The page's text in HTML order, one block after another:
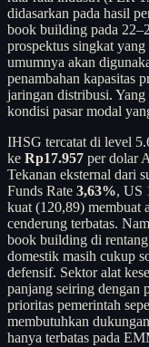
didasarkan pada hasil
book building pada
prospektus singkat
umumnya akan
penambahan kapasitas
jaringan distribusi.
kondisi pasar modal
IHSG tercatat di level
ke Rp17.957 per dolar
Tekanan eksternal dari
Funds Rate 3,63%, US
kuat (120,89) membuat
cenderung terbatas.
book building di
domestik masih cukup
defensif. Sektor alat
panjang seiring dengan
prioritas pemerintah
membutuhkan
hanya terbatas pada